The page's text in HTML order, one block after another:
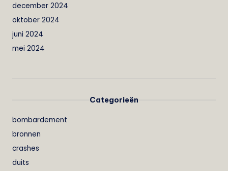
december 2024
oktober 2024
juni 2024
mei 2024
Categorieën
bombardement
bronnen
crashes
duits